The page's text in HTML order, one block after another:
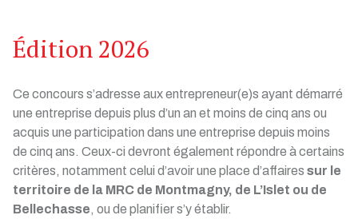
Édition 2026
Ce concours s’adresse aux entrepreneur(e)s ayant démarré
une entreprise depuis plus d’un an et moins de cinq ans ou
acquis une participation dans une entreprise depuis moins
de cinq ans. Ceux-ci devront également répondre à certains
critères, notamment celui d’avoir une place d’affaires sur le
territoire de la MRC de Montmagny, de L’Islet ou de
Bellechasse, ou de planifier s’y établir.